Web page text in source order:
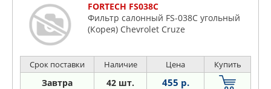
FORTECH FS038C
Фильтр салонный FS-038C угольный
(Корея) Chevrolet Cruze
Срок поставки Наличие Цена Купить
Завтра 42 шт. 455 р.